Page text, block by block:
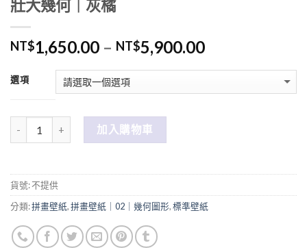
壯大幾何｜灰橘
NT$1,650.00 – NT$5,900.00
選項
加入購物車
貨號:不提供
分類:拼畫壁紙,拼畫壁紙｜02｜幾何圖形,標準壁紙